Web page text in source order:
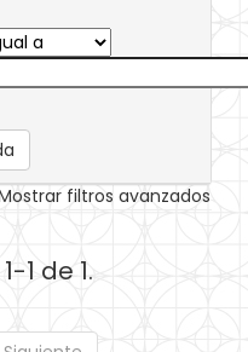
filtros avanzados
1 de 1.